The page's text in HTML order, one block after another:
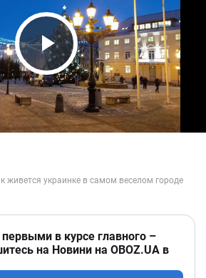
Play Video
первыми в курсе главного –
на Новини на OBOZ.UA в